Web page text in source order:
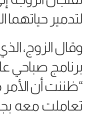
لتدمير حياتهما
وقال الزوج،
برنامج صباحي
“ظننت أن
تعاملت معه